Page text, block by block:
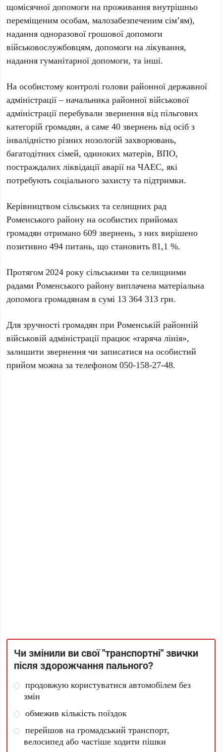
щомісячної допомоги на проживання внутрішньо
переміщеним особам, малозабезпеченим сім’ям),
надання одноразової грошової допомоги
військовослужбовцям, допомоги на лікування,
надання гуманітарної допомоги, та інші.
На особистому контролі голови районної державної
адміністрації – начальника районної військової
адміністрації перебували звернення від пільгових
категорій громадян, а саме 40 звернень від осіб з
інвалідністю різних нозологій захворювань,
багатодітних сімей, одиноких матерів, ВПО,
постраждалих ліквідації аварії на ЧАЕС, які
потребують соціального захисту та підтримки.
Керівництвом сільських та селищних рад
Роменського району на особистих прийомах
громадян отримано 609 звернень, з них вирішено
позитивно 494 питань, що становить 81,1 %.
Протягом 2024 року сільськими та селищними
радами Роменського району виплачена матеріальна
допомога громадянам в сумі 13 364 313 грн.
Для зручності громадян при Роменській районній
військовій адміністрації працює «гаряча лінія»,
залишити звернення чи записатися на особистий
прийом можна за телефоном 050-158-27-48.
Чи змінили ви свої "транспортні" звички
після здорожчання пального?
продовжую користуватися автомобілем без
змін
обмежив кількість поїздок
перейшов на громадський транспорт,
велосипед або частіше ходити пішки